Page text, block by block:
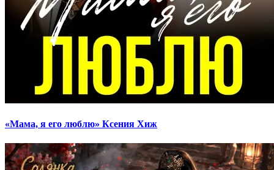
«Мама, я его люблю» Ксения Хиж